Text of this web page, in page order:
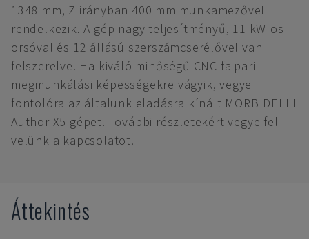
1348 mm, Z irányban 400 mm munkamezővel
rendelkezik. A gép nagy teljesítményű, 11 kW-os
orsóval és 12 állású szerszámcserélővel van
felszerelve. Ha kiváló minőségű CNC faipari
megmunkálási képességekre vágyik, vegye
fontolóra az általunk eladásra kínált MORBIDELLI
Author X5 gépet. További részletekért vegye fel
velünk a kapcsolatot.
Áttekintés